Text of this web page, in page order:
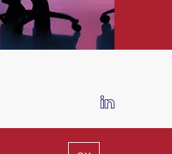
DATENSCHUTZ AGB